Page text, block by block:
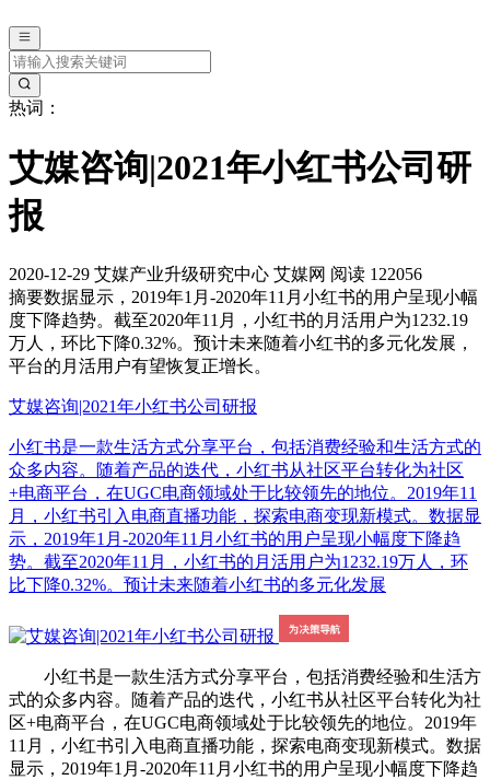
热词：
艾媒咨询|2021年小红书公司研
报
2020-12-29 艾媒产业升级研究中心 艾媒网 阅读 122056
摘要数据显示，2019年1月-2020年11月小红书的用户呈现小幅
度下降趋势。截至2020年11月，小红书的月活用户为1232.19
万人，环比下降0.32%。预计未来随着小红书的多元化发展，
平台的月活用户有望恢复正增长。
艾媒咨询|2021年小红书公司研报
小红书是一款生活方式分享平台，包括消费经验和生活方式的
众多内容。随着产品的迭代，小红书从社区平台转化为社区
+电商平台，在UGC电商领域处于比较领先的地位。2019年11
月，小红书引入电商直播功能，探索电商变现新模式。数据显
示，2019年1月-2020年11月小红书的用户呈现小幅度下降趋
势。截至2020年11月，小红书的月活用户为1232.19万人，环
比下降0.32%。预计未来随着小红书的多元化发展
小红书是一款生活方式分享平台，包括消费经验和生活方
式的众多内容。随着产品的迭代，小红书从社区平台转化为社
区+电商平台，在UGC电商领域处于比较领先的地位。2019年
11月，小红书引入电商直播功能，探索电商变现新模式。数据
显示，2019年1月-2020年11月小红书的用户呈现小幅度下降趋